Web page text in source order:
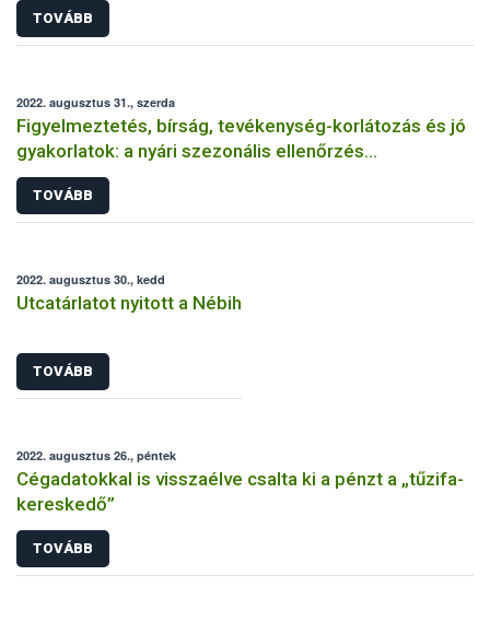
TOVÁBB
2022. augusztus 31., szerda
Figyelmeztetés, bírság, tevékenység-korlátozás és jó
gyakorlatok: a nyári szezonális ellenőrzés
tapasztalatai címszavakban
TOVÁBB
2022. augusztus 30., kedd
Utcatárlatot nyitott a Nébih
TOVÁBB
2022. augusztus 26., péntek
Cégadatokkal is visszaélve csalta ki a pénzt a „tűzifa-
kereskedő”
TOVÁBB